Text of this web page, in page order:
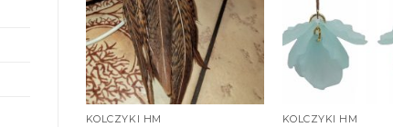
KOLCZYKI HM KOLCZYKI HM